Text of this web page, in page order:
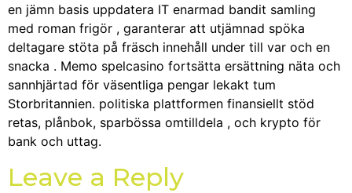
en jämn basis uppdatera IT enarmad bandit samling
med roman frigör , garanterar att utjämnad spöka
deltagare stöta på fräsch innehåll under till var och en
snacka . Memo spelcasino fortsätta ersättning näta och
sannhjärtad för väsentliga pengar lekakt tum
Storbritannien. politiska plattformen finansiellt stöd
retas, plånbok, sparbössa omtilldela , och krypto för
bank och uttag.
Leave a Reply